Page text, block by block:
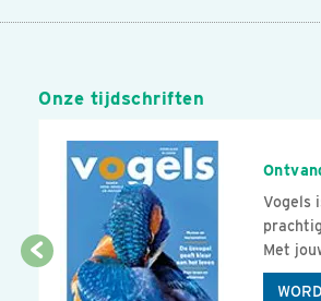
Onze tijdschriften
Vogels
Met